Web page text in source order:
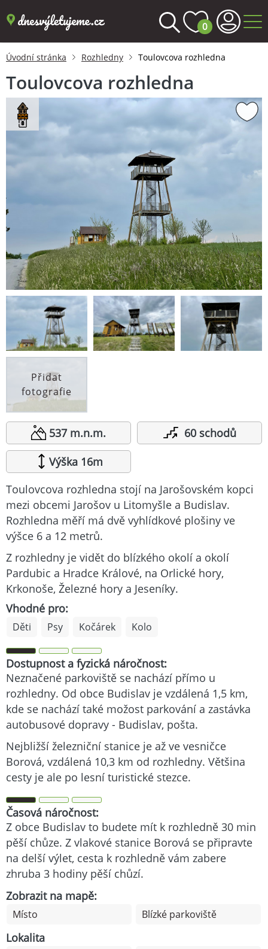
0
Úvodní stránka Rozhledny Toulovcova rozhledna
Toulovcova rozhledna
Přidat
fotografie
537 m.n.m.
60 schodů
Výška 16m
Toulovcova rozhledna stojí na Jarošovském kopci
mezi obcemi Jarošov u Litomyšle a Budislav.
Rozhledna měří má dvě vyhlídkové plošiny ve
výšce 6 a 12 metrů.
Z rozhledny je vidět do blízkého okolí a okolí
Pardubic a Hradce Králové, na Orlické hory,
Krkonoše, Železné hory a Jeseníky.
Vhodné pro:
Děti Psy Kočárek Kolo
Dostupnost a fyzická náročnost:
Neznačené parkoviště se nachází přímo u
rozhledny. Od obce Budislav je vzdálená 1,5 km,
kde se nachází také možost parkování a zastávka
autobusové dopravy - Budislav, pošta.
Nejbližší železniční stanice je až ve vesničce
Borová, vzdálená 10,3 km od rozhledny. Většina
cesty je ale po lesní turistické stezce.
Časová náročnost:
Z obce Budislav to budete mít k rozhledně 30 min
pěší chůze. Z vlakové stanice Borová se připravte
na delší výlet, cesta k rozhledně vám zabere
zhruba 3 hodiny pěší chůzí.
Zobrazit na mapě:
Místo Blízké parkoviště
Lokalita